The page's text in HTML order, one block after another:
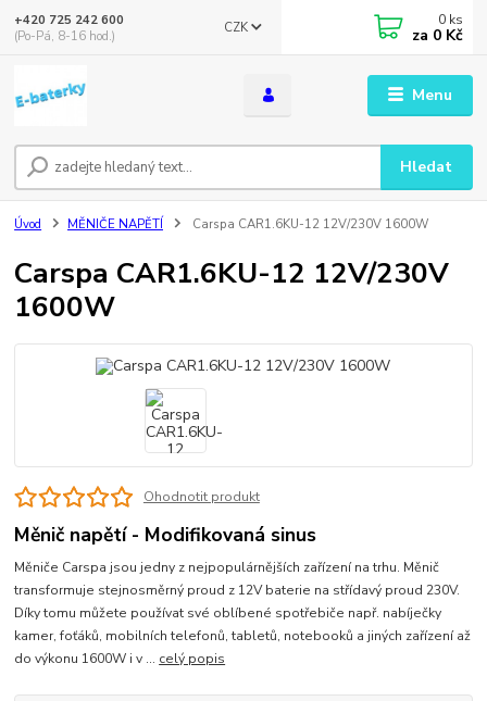
Menu
CZK
Hledat
+420 725 242 600
(Po-Pá, 8-16 hod.)
0 ks
za 0 Kč
Úvod MĚNIČE NAPĚTÍ Carspa CAR1.6KU-12 12V/230V 1600W
Carspa CAR1.6KU-12 12V/230V
1600W
Ohodnotit produkt
Měnič napětí - Modifikovaná sinus
Měniče Carspa jsou jedny z nejpopulárnějších zařízení na trhu. Měnič
transformuje stejnosměrný proud z 12V baterie na střídavý proud 230V.
Díky tomu můžete používat své oblíbené spotřebiče např. nabíječky
kamer, foťáků, mobilních telefonů, tabletů, notebooků a jiných zařízení až
do výkonu 1600W i v ... celý popis